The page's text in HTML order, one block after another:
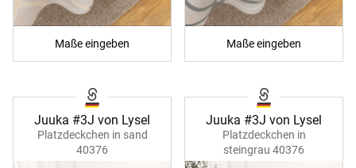
Maße eingeben Maße eingeben
Juuka #3J von Lysel
Platzdeckchen in sand
40376
Juuka #3J von Lysel
Platzdeckchen in
steingrau 40376